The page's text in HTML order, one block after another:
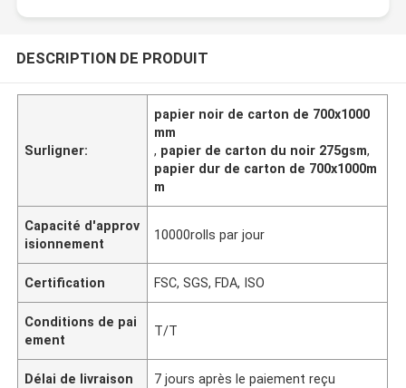
DESCRIPTION DE PRODUIT
Surligner:
papier noir de carton de 700x1000
mm
, papier de carton du noir 275gsm,
papier dur de carton de 700x1000m
m
Capacité d'approv
isionnement
10000rolls par jour
Certification FSC, SGS, FDA, ISO
Conditions de pai
ement
T/T
Délai de livraison 7 jours après le paiement reçu